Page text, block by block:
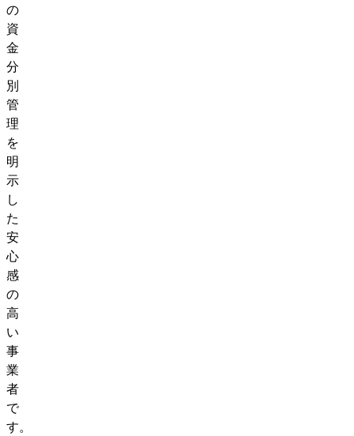
の
資
金
分
別
管
理
を
明
示
し
た
安
心
感
の
高
い
事
業
者
で
す。